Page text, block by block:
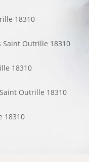
18310
Saint Outrille 18310
18310
Outrille 18310
18310